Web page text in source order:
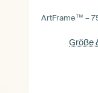
ArtFrame™ –
Größe